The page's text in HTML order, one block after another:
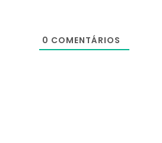
0 COMENTÁRIOS